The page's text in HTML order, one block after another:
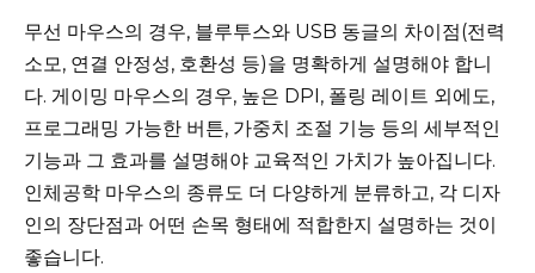
무선 마우스의 경우, 블루투스와 USB 동글의 차이점(전력
소모, 연결 안정성, 호환성 등)을 명확하게 설명해야 합니
다. 게이밍 마우스의 경우, 높은 DPI, 폴링 레이트 외에도,
프로그래밍 가능한 버튼, 가중치 조절 기능 등의 세부적인
기능과 그 효과를 설명해야 교육적인 가치가 높아집니다.
인체공학 마우스의 종류도 더 다양하게 분류하고, 각 디자
인의 장단점과 어떤 손목 형태에 적합한지 설명하는 것이
좋습니다.